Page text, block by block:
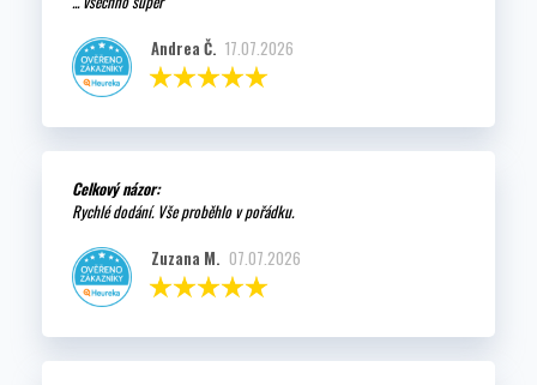
Andrea Č. 17.07.2026
Celkový názor:
Rychlé dodání. Vše proběhlo v pořádku.
Zuzana M. 07.07.2026